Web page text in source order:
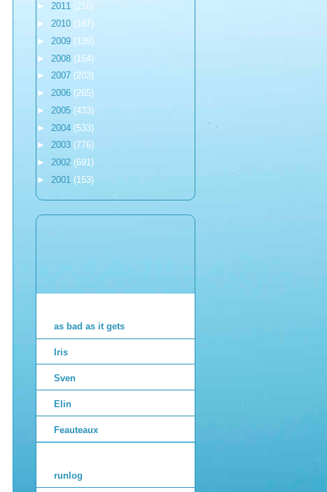
► 2011 (216)
► 2010 (187)
► 2009 (139)
► 2008 (154)
► 2007 (203)
► 2006 (265)
► 2005 (433)
► 2004 (533)
► 2003 (776)
► 2002 (691)
► 2001 (153)
as bad as it gets
Iris
Sven
Elin
Feauteaux
runlog